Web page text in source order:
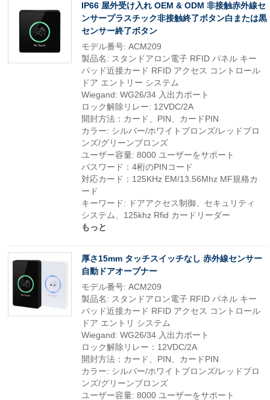
IP66 屋外受け入れ OEM & ODM 非接触赤外線セ
ンサープラスチック非接触終了ボタン白または黒
センサー終了ボタン
モデル番号: ACM209
製品名: スタンドアロン電子 RFID パネル キー
パッド近接カード RFID アクセス コントロール
ドア エントリー システム
Wiegand: WG26/34 入出力ポート
ロック解除リレー: 12VDC/2A
開封方法：カード、PIN、カードPIN
カラー: シルバー/ホワイトブロンズ/レッドブロ
ンズ/グリーンブロンズ
ユーザー容量: 8000 ユーザーをサポート
パスワード：4桁のPINコード
対応カード：125KHz EM/13.56Mhz MF規格カ
ード
キーワード: ドアアクセス制御、セキュリティ
システム、125khz Rfid カードリーダー
もっと
厚さ15mm タッチスイッチなし 赤外線センサー
自動ドアオープナー
モデル番号: ACM209
製品名: スタンドアロン電子 RFID パネル キー
パッド近接カード RFID アクセス コントロール
ドア エントリ システム
Wiegand: WG26/34 入出力ポート
ロック解除リレー：12VDC/2A
開封方法：カード、PIN、カードPIN
カラー: シルバー/ホワイトブロンズ/レッドブロ
ンズ/グリーンブロンズ
ユーザー容量: 8000 ユーザーをサポート